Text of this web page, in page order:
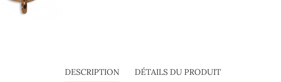
DESCRIPTION DÉTAILS DU PRODUIT